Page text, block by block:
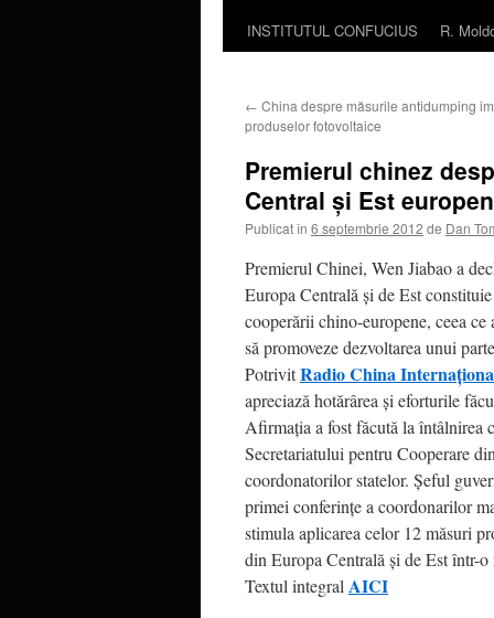
INSTITUTUL CONFUCIUS
R.
← China despre măsurile antidumping
produselor fotovoltaice
Premierul chinez
Central şi Est
Publicat în 6 septembrie 2012 de Dan
Premierul Chinei, Wen Jiabao a
Europa Centrală şi de Est
cooperării chino-europene, ceea
să promoveze dezvoltarea unui
PotrivitRadio China
apreciază hotărârea şi eforturile
Afirmaţia a fost făcută la întâlnirea
Secretariatului pentru Cooperare
coordonatorilor statelor. Şeful
primei conferinţe a coordonarilor
stimula aplicarea celor 12 măsuri
din Europa Centrală şi de Est într-
Textul integral AICI